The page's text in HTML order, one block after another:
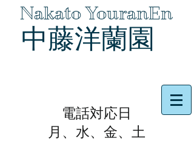
Nakato YouranEn
中藤洋蘭園
電話対応日
月、水、金、土